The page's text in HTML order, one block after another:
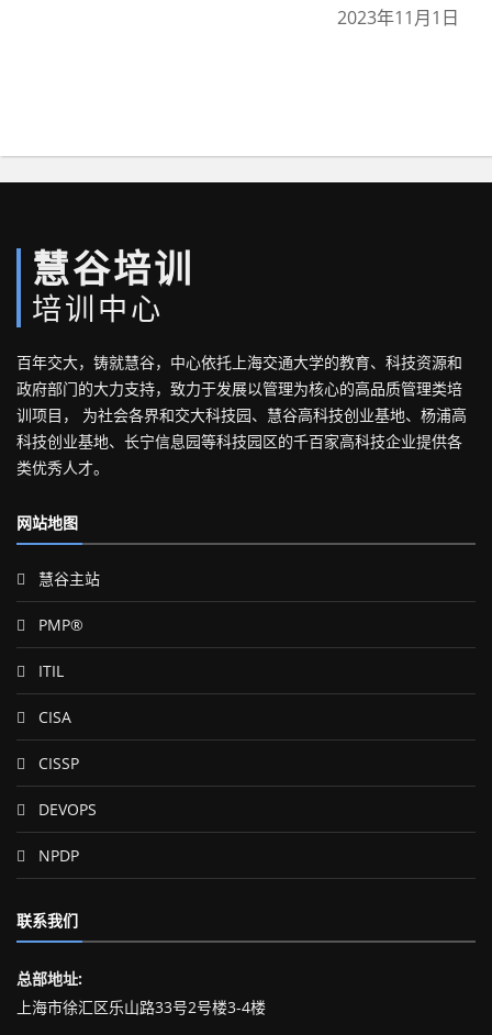
2023年11月1日
慧谷培训
培训中心
百年交大，铸就慧谷，中心依托上海交通大学的教育、科技资源和
政府部门的大力支持，致力于发展以管理为核心的高品质管理类培
训项目， 为社会各界和交大科技园、慧谷高科技创业基地、杨浦高
科技创业基地、长宁信息园等科技园区的千百家高科技企业提供各
类优秀人才。
网站地图
慧谷主站
PMP®
ITIL
CISA
CISSP
DEVOPS
NPDP
联系我们
总部地址:
上海市徐汇区乐山路33号2号楼3-4楼